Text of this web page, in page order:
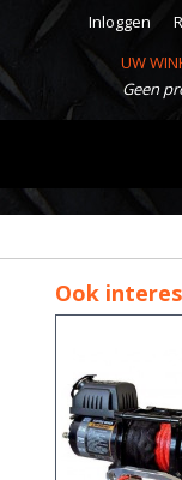
Inloggen
UW
Geen
Ook